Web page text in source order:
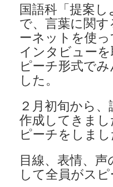
国語科「提案
で、言葉に関
ーネットを使
インタビュー
ピーチ形式で
した。
２月初旬から
作成してきま
ピーチをしまし
目線、表情、
して全員がス